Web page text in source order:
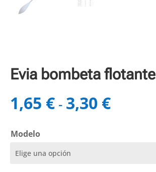
Evia bombeta flotante
1,65 € - 3,30 €Rango
de
Modelo